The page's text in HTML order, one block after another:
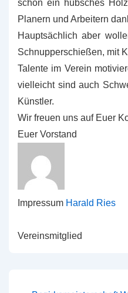
schon ein hübsches
Planern und Arbeitern
Hauptsächlich aber
Schnupperschießen, mit
Talente im Verein
vielleicht sind auch
Künstler.
Wir freuen uns auf Euer
Euer Vorstand
Impressum Harald Ries
Vereinsmitglied